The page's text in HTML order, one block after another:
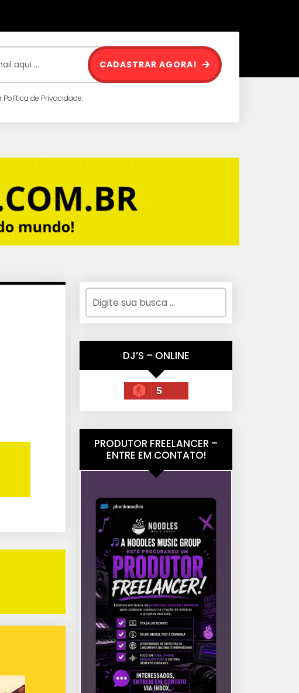
de Privacidade.
CADASTRAR AGORA!
DJ’S – ONLINE
5
PRODUTOR FREELANCER –
ENTRE EM CONTATO!